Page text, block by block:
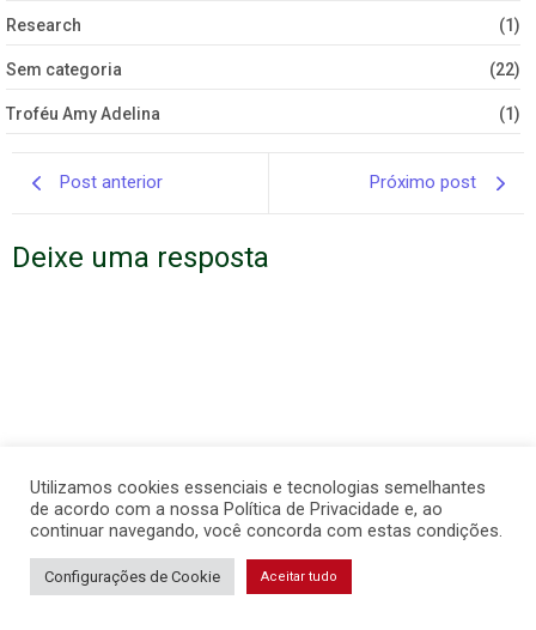
Research (1)
Sem categoria (22)
Troféu Amy Adelina (1)
Post anterior Próximo post
Deixe uma resposta
Utilizamos cookies essenciais e tecnologias semelhantes
de acordo com a nossa Política de Privacidade e, ao
continuar navegando, você concorda com estas condições.
Configurações de Cookie Aceitar tudo